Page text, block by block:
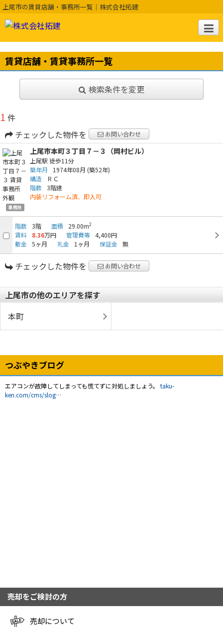
上尾市の賃貸店舗・事務所一覧｜株式会社拓建
賃貸店舗・賃貸事務所一覧
検索条件を変更
1 件
チェックした物件を
お問い合わせ
事務所
上尾市本町３丁目７－３（岡村ビル）
上尾駅 徒歩11分
築年月
1974年08月 (築52年)
構造
ＲＣ
階数 3階建
内装リフォーム済、即入可
階数 3階 面積 29.00m2
賃料 8.36万円 管理費等 4,400円
敷金
5ヶ月 礼金 1ヶ月 保証金 無
チェックした物件を お問い合わせ
上尾市の他のエリアを探す
本町
つぶやきブログ
売却をご検討の方
売却について